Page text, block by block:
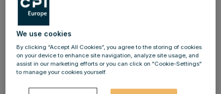
Immobilienportfolio im Wert von €8.771,0
Millionen
EBIT erhöhte sich auf €138,8 Millionen
Konzernergebnis stieg auf €105,5 Millionen
We use cookies
By clicking “Accept All Cookies”, you agree to the storing of cookies
on your device to enhance site navigation, analyze site usage, and
assist in our marketing efforts or you can click on "Cookie-Settings"
to manage your cookies yourself.